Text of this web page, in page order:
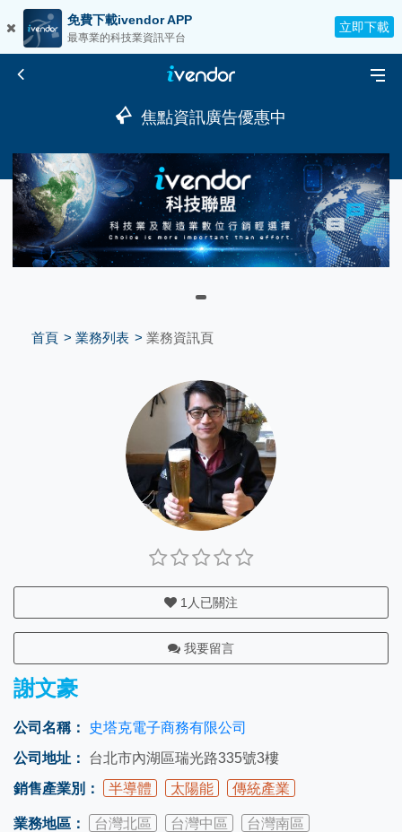
免費下載ivendor APP
最專業的科技業資訊平台
立即下載
焦點資訊廣告優惠中
首頁 業務列表 業務資訊頁
1 人已關注
我要留言
謝文豪
公司名稱：
史塔克電子商務有限公司
公司地址：
台北市內湖區瑞光路335號3樓
銷售產業別：
半導體 太陽能 傳統產業
業務地區： 台灣北區 台灣中區 台灣南區